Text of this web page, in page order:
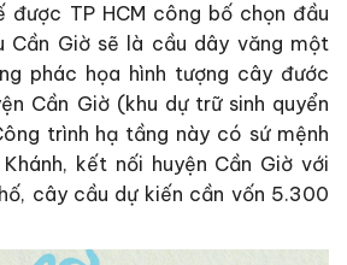
được TP HCM công bố chọn đầu
Cần Giờ sẽ là cầu dây văng một
phác họa hình tượng cây đước
Cần Giờ (khu dự trữ sinh quyển
trình hạ tầng này có sứ mệnh
kết nối huyện Cần Giờ với
cây cầu dự kiến cần vốn 5.300